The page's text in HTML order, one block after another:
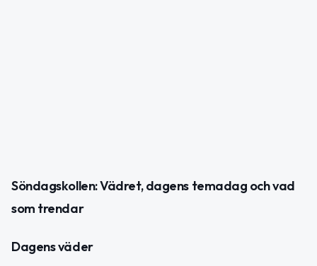
Söndagskollen: Vädret, dagens temadag och vad
som trendar
Dagens väder